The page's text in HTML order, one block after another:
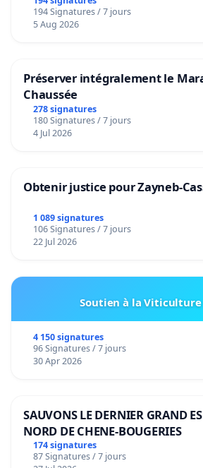
194 Signatures / 7 jours
5 Aug 2026
Préserver intégralement le
Chaussée
278 signatures
180 Signatures / 7 jours
4 Jul 2026
Obtenir justice pour Zayneb-
1 089 signatures
106 Signatures / 7 jours
22 Jul 2026
Soutien à la Viticulture
4 150 signatures
96 Signatures / 7 jours
30 Apr 2026
SAUVONS LE DERNIER GRAND
NORD DE CHENE-BOUGERIES
174 signatures
87 Signatures / 7 jours